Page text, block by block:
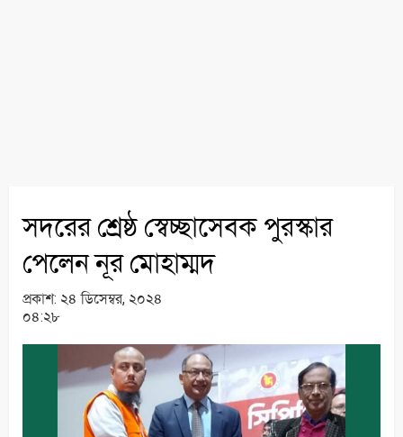
সদরের শ্রেষ্ঠ স্বেচ্ছাসেবক পুরস্কার
পেলেন নূর মোহাম্মদ
প্রকাশ: ২৪ ডিসেম্বর, ২০২৪
০৪:২৮